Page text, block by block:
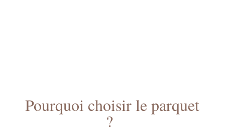
Pourquoi choisir le parquet
?